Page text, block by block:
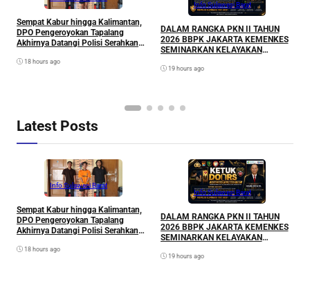
Sempat Kabur hingga Kalimantan,
DPO Pengeroyokan Tapalang
Akhirnya Datangi Polisi Serahkan
18 hours ago
Info Sulawesi Barat
DALAM RANGKA PKN II TAHUN
2026 BBPK JAKARTA KEMENKES
SEMINARKAN KELAYAKAN
PERUBAHAN KETUK DOORS
19 hours ago
Latest Posts
Info Sulawesi Barat
Sempat Kabur hingga Kalimantan,
DPO Pengeroyokan Tapalang
Akhirnya Datangi Polisi Serahkan
18 hours ago
Info Sulawesi Barat
DALAM RANGKA PKN II TAHUN
2026 BBPK JAKARTA KEMENKES
SEMINARKAN KELAYAKAN
PERUBAHAN KETUK DOORS
19 hours ago